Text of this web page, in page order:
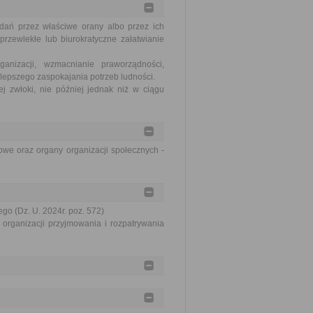
przez właściwe orany albo przez ich
lub biurokratyczne załatwianie
wzmacnianie praworządności,
zaspokajania potrzeb ludności.
zwłoki, nie później jednak niż w ciągu
oraz organy organizacji społecznych -
(Dz. U. 2024r. poz. 572)
przyjmowania i rozpatrywania